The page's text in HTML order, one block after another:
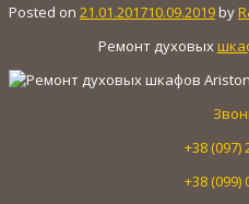
Posted on 21.01.201710.09.2019by
Ремонт духовых
+38 (097)
+38 (099)